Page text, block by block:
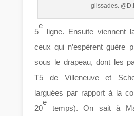
glissades.
5
e
ligne. Ensuite viennent
ceux qui n’espèrent guère
sous le drapeau, dont les
T5 de Villeneuve et
larguées par rapport à la
20
e
temps). On sait à